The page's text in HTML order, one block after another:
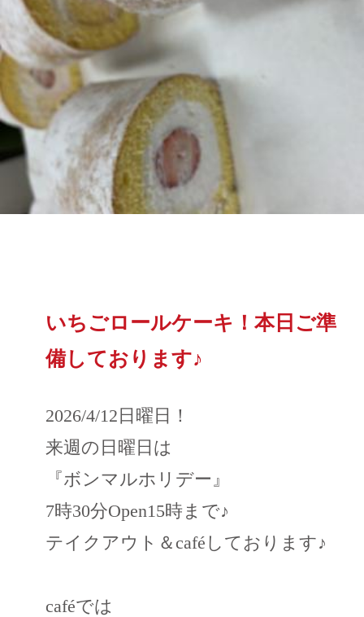
いちごロールケーキ！本日ご準
備しております♪
2026/4/12日曜日！
来週の日曜日は
『ボンマルホリデー』
7時30分Open15時まで♪
テイクアウト＆caféしております♪
caféでは